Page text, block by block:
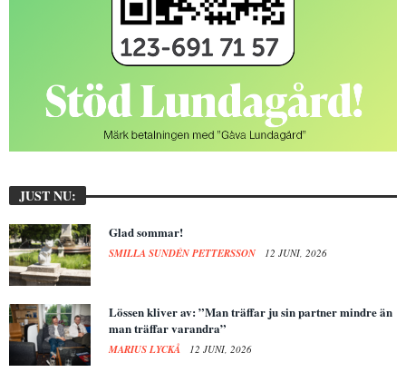
JUST NU:
Glad sommar!
SMILLA SUNDÉN PETTERSSON 12 JUNI, 2026
Lössen kliver av: ”Man träffar ju sin partner mindre än
man träffar varandra”
MARIUS LYCKÅ 12 JUNI, 2026